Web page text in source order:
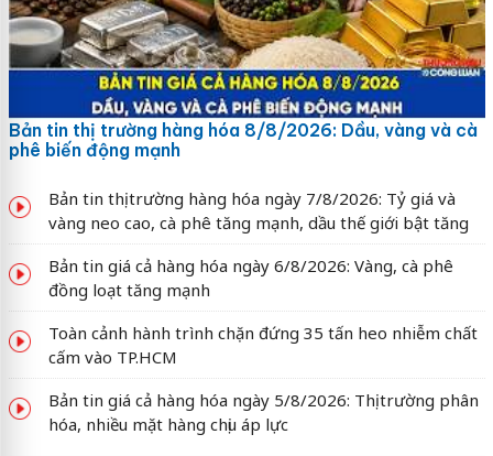
Bản tin thị trường hàng hóa 8/8/2026: Dầu, vàng và cà
phê biến động mạnh
Bản tin thị trường hàng hóa ngày 7/8/2026: Tỷ giá và
vàng neo cao, cà phê tăng mạnh, dầu thế giới bật tăng
Bản tin giá cả hàng hóa ngày 6/8/2026: Vàng, cà phê
đồng loạt tăng mạnh
Toàn cảnh hành trình chặn đứng 35 tấn heo nhiễm chất
cấm vào TP.HCM
Bản tin giá cả hàng hóa ngày 5/8/2026: Thị trường phân
hóa, nhiều mặt hàng chịu áp lực